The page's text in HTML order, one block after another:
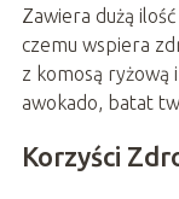
Zawiera dużą
czemu wspiera
z komosą ryżową
awokado, batat
Korzyści